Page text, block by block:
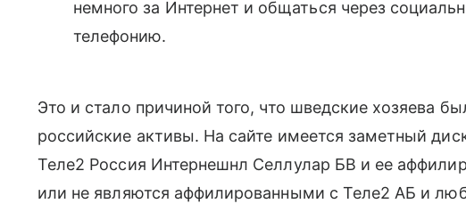
немного за Интернет и общаться через
телефонию.
Это и стало причиной того, что шведские хозяева
российские активы. На сайте имеется заметный
Теле2 Россия Интернешнл Селлулар БВ и ее
или не являются аффилированными с Теле2 АБ и